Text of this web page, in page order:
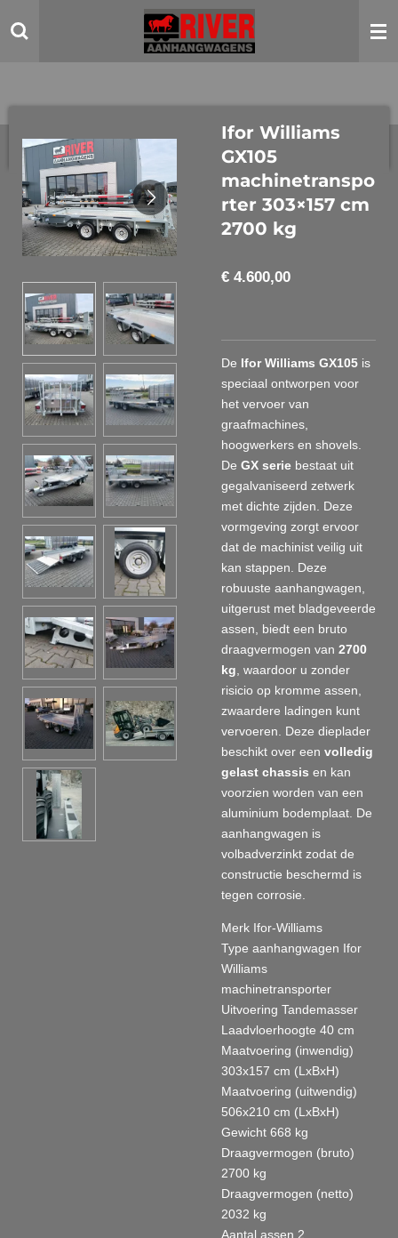
direct
Ifor Williams
GX105
machinetranspo
rter 303×157 cm
2700 kg
€ 4.600,00
De Ifor Williams GX105 is
speciaal ontworpen voor
het vervoer van
graafmachines,
hoogwerkers en shovels.
De GX serie bestaat uit
gegalvaniseerd zetwerk
met dichte zijden. Deze
vormgeving zorgt ervoor
dat de machinist veilig uit
kan stappen. Deze
robuuste aanhangwagen,
uitgerust met bladgeveerde
assen, biedt een bruto
draagvermogen van 2700
kg , waardoor u zonder
risicio op kromme assen,
zwaardere ladingen kunt
vervoeren. Deze dieplader
beschikt over een volledig
gelast chassis en kan
voorzien worden van een
aluminium bodemplaat. De
aanhangwagen is
volbadverzinkt zodat de
constructie beschermd is
tegen corrosie.
Merk Ifor-Williams
Type aanhangwagen Ifor
Williams
machinetransporter
Uitvoering Tandemasser
Laadvloerhoogte 40 cm
Maatvoering (inwendig)
303x157 cm (LxBxH)
Maatvoering (uitwendig)
506x210 cm (LxBxH)
Gewicht 668 kg
Draagvermogen (bruto)
2700 kg
Draagvermogen (netto)
2032 kg
Aantal assen 2